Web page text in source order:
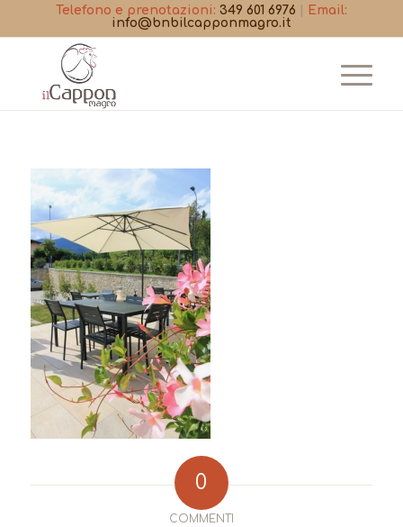
Telefono e prenotazioni: 349 601 6976
Email:
info@bnbilcapponmagro.it
0
COMMENTI